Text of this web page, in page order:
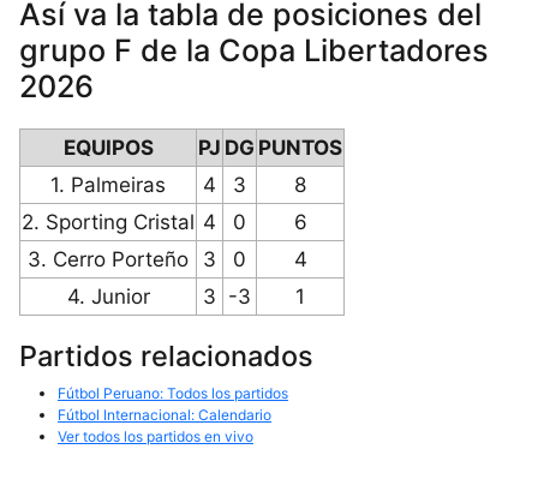
Así va la tabla de posiciones del
grupo F de la Copa Libertadores
2026
EQUIPOS PJ DG PUNTOS
1. Palmeiras
4 3
8
2. Sporting Cristal 4 0
6
3. Cerro Porteño
3 0
4
4. Junior
3 -3 1
Partidos relacionados
Fútbol Peruano: Todos los partidos
Fútbol Internacional: Calendario
Ver todos los partidos en vivo